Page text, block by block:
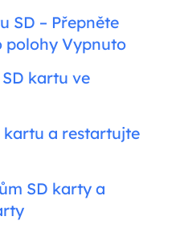
SD – Přepněte
polohy Vypnuto
kartu ve
kartu a restartujte
SD karty a